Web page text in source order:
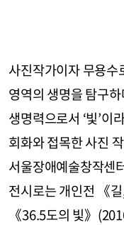
사진작가이자 무용수
영역의 생명을 탐구
생명력으로서 ‘빛’이
회화와 접목한 사진
서울장애예술창작센
전시로는 개인전 《
《36.5도의 빛》